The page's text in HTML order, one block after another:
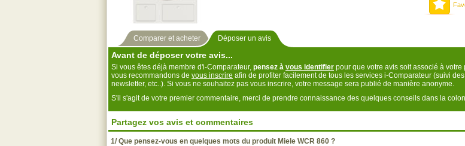
Comparer et acheter Déposer un avis
Avant de déposer votre avis...
Si vous êtes déjà membre d'i-Comparateur, pensez à vous identifier pour que votre avis soit associé à
vous recommandons de vous inscrire afin de profiter facilement de tous les services i-Comparateur (suivi
newsletter, etc..). Si vous ne souhaitez pas vous inscrire, votre message sera publié de manière anonyme.
S'il s'agit de votre premier commentaire, merci de prendre connaissance des quelques conseils dans la
Partagez vos avis et commentaires
1/ Que pensez-vous en quelques mots du produit Miele WCR 860 ?